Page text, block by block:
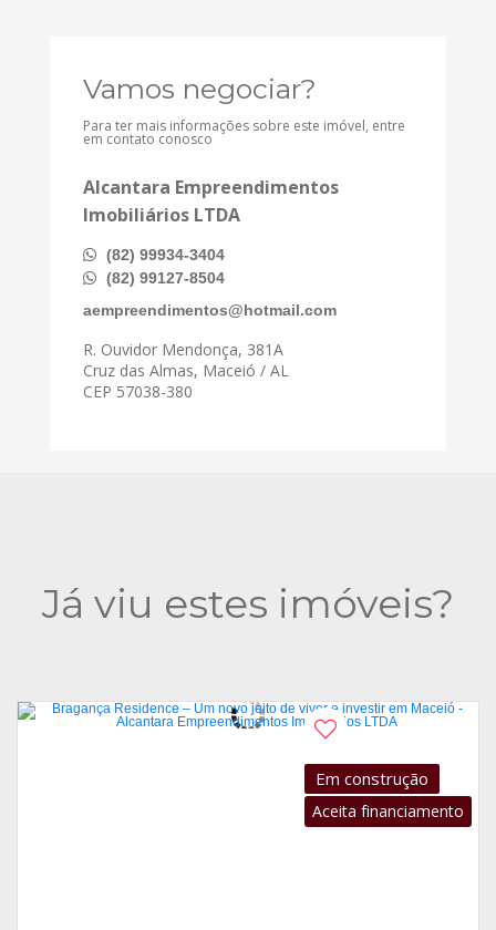
Vamos negociar?
Para ter mais informações sobre este imóvel, entre
em contato conosco
Alcantara Empreendimentos
Imobiliários LTDA
(82) 99934-3404
(82) 99127-8504
aempreendimentos@hotmail.com
R. Ouvidor Mendonça, 381A
Cruz das Almas, Maceió / AL
CEP 57038-380
Já viu estes imóveis?
Em construção
Aceita financiamento